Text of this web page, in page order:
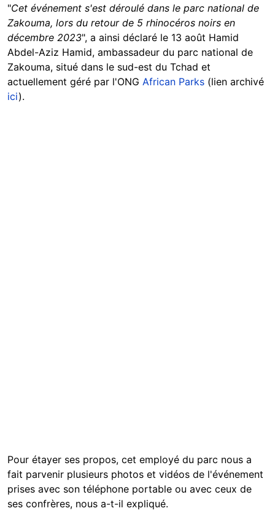
"Cet événement s'est déroulé dans le parc national de
Zakouma, lors du retour de 5 rhinocéros noirs en
décembre 2023", a ainsi déclaré le 13 août Hamid
Abdel-Aziz Hamid, ambassadeur du parc national de
Zakouma, situé dans le sud-est du Tchad et
actuellement géré par l'ONG African Parks (lien archivé
ici).
Pour étayer ses propos, cet employé du parc nous a
fait parvenir plusieurs photos et vidéos de l'événement
prises avec son téléphone portable ou avec ceux de
ses confrères, nous a-t-il expliqué.